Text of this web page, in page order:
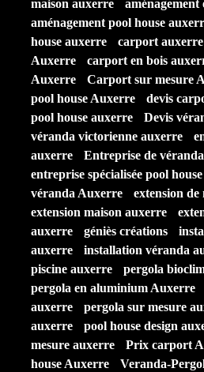
maison auxerre
aménagement pool house
house auxerre
carport auxerre
Auxerre
carport en bois
Auxerre
Carport sur mesure
pool house Auxerre
devis
pool house auxerre
Devis
véranda victorienne auxerre
auxerre
Entreprise de
entreprise spécialisée pool
véranda Auxerre
extension
extension maison auxerre
auxerre
géniès créations
auxerre
installation véranda
piscine auxerre
pergola
pergola en aluminium Auxerre
auxerre
pergola sur mesure
auxerre
pool house design
mesure auxerre
Prix carport
house Auxerre
Veranda-